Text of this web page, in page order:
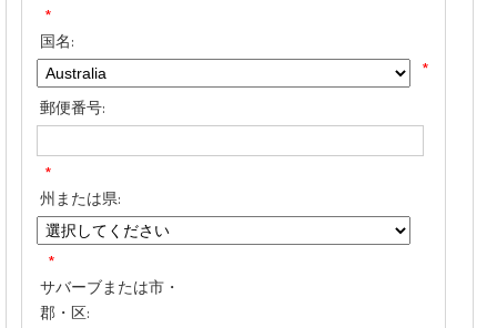
*
国名:
*
郵便番号:
*
州または県:
*
サバーブまたは市・
郡・区: